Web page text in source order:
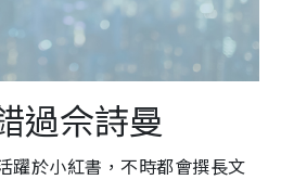
過佘詩曼
躍於小紅書，不時都會撰長文